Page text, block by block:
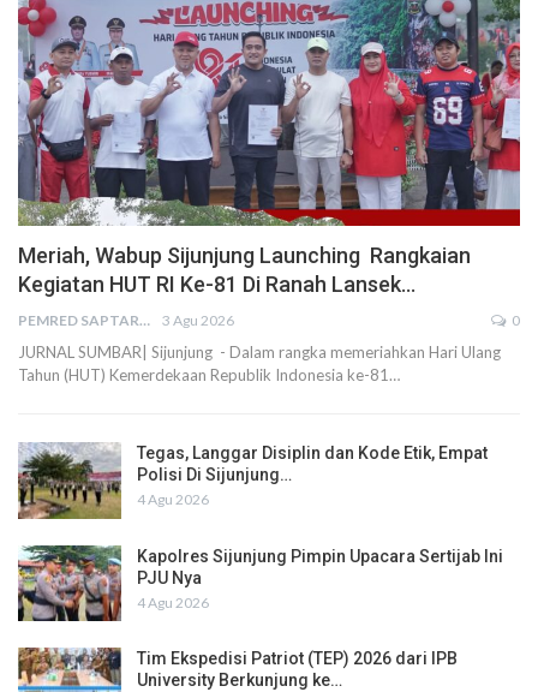
Meriah, Wabup Sijunjung Launching Rangkaian
Kegiatan HUT RI Ke-81 Di Ranah Lansek…
PEMRED SAPTARIUS 3 Agu 2026 0
JURNAL SUMBAR| Sijunjung - Dalam rangka memeriahkan Hari Ulang
Tahun (HUT) Kemerdekaan Republik Indonesia ke-81…
Tegas, Langgar Disiplin dan Kode Etik, Empat
Polisi Di Sijunjung…
4 Agu 2026
Kapolres Sijunjung Pimpin Upacara Sertijab Ini
PJU Nya
4 Agu 2026
Tim Ekspedisi Patriot (TEP) 2026 dari IPB
University Berkunjung ke…